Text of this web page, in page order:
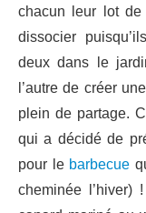
chacun leur lot
dissocier
deux dans le
l’autre de créer
plein de partage.
qui a décidé de
pour le barbecue
cheminée l’hiver)